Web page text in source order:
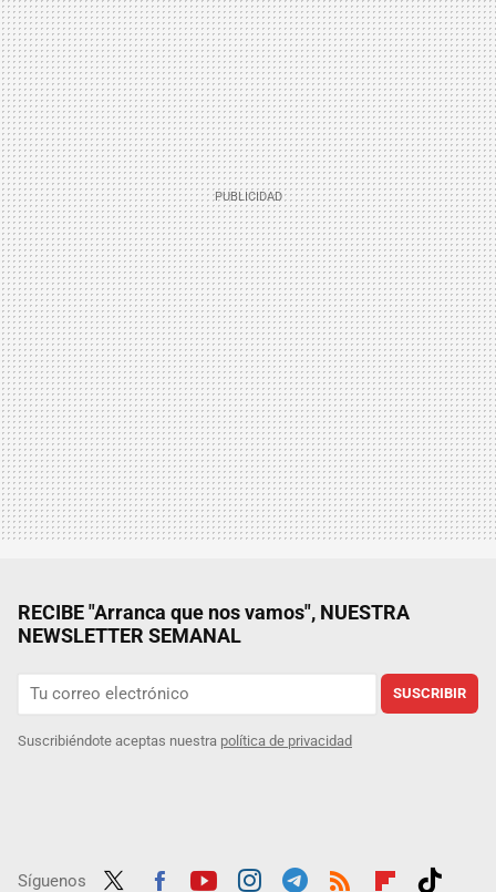
RECIBE "Arranca que nos vamos", NUESTRA
NEWSLETTER SEMANAL
SUSCRIBIR
Suscribiéndote aceptas nuestra política de privacidad
Síguenos